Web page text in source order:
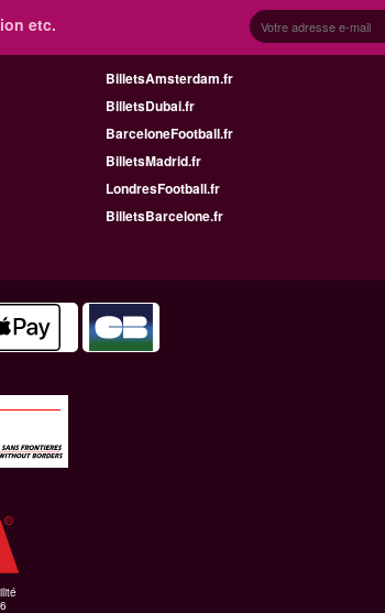
etc.
BilletsAmsterdam.fr
BilletsDubai.fr
BarceloneFootball.fr
BilletsMadrid.fr
LondresFootball.fr
BilletsBarcelone.fr